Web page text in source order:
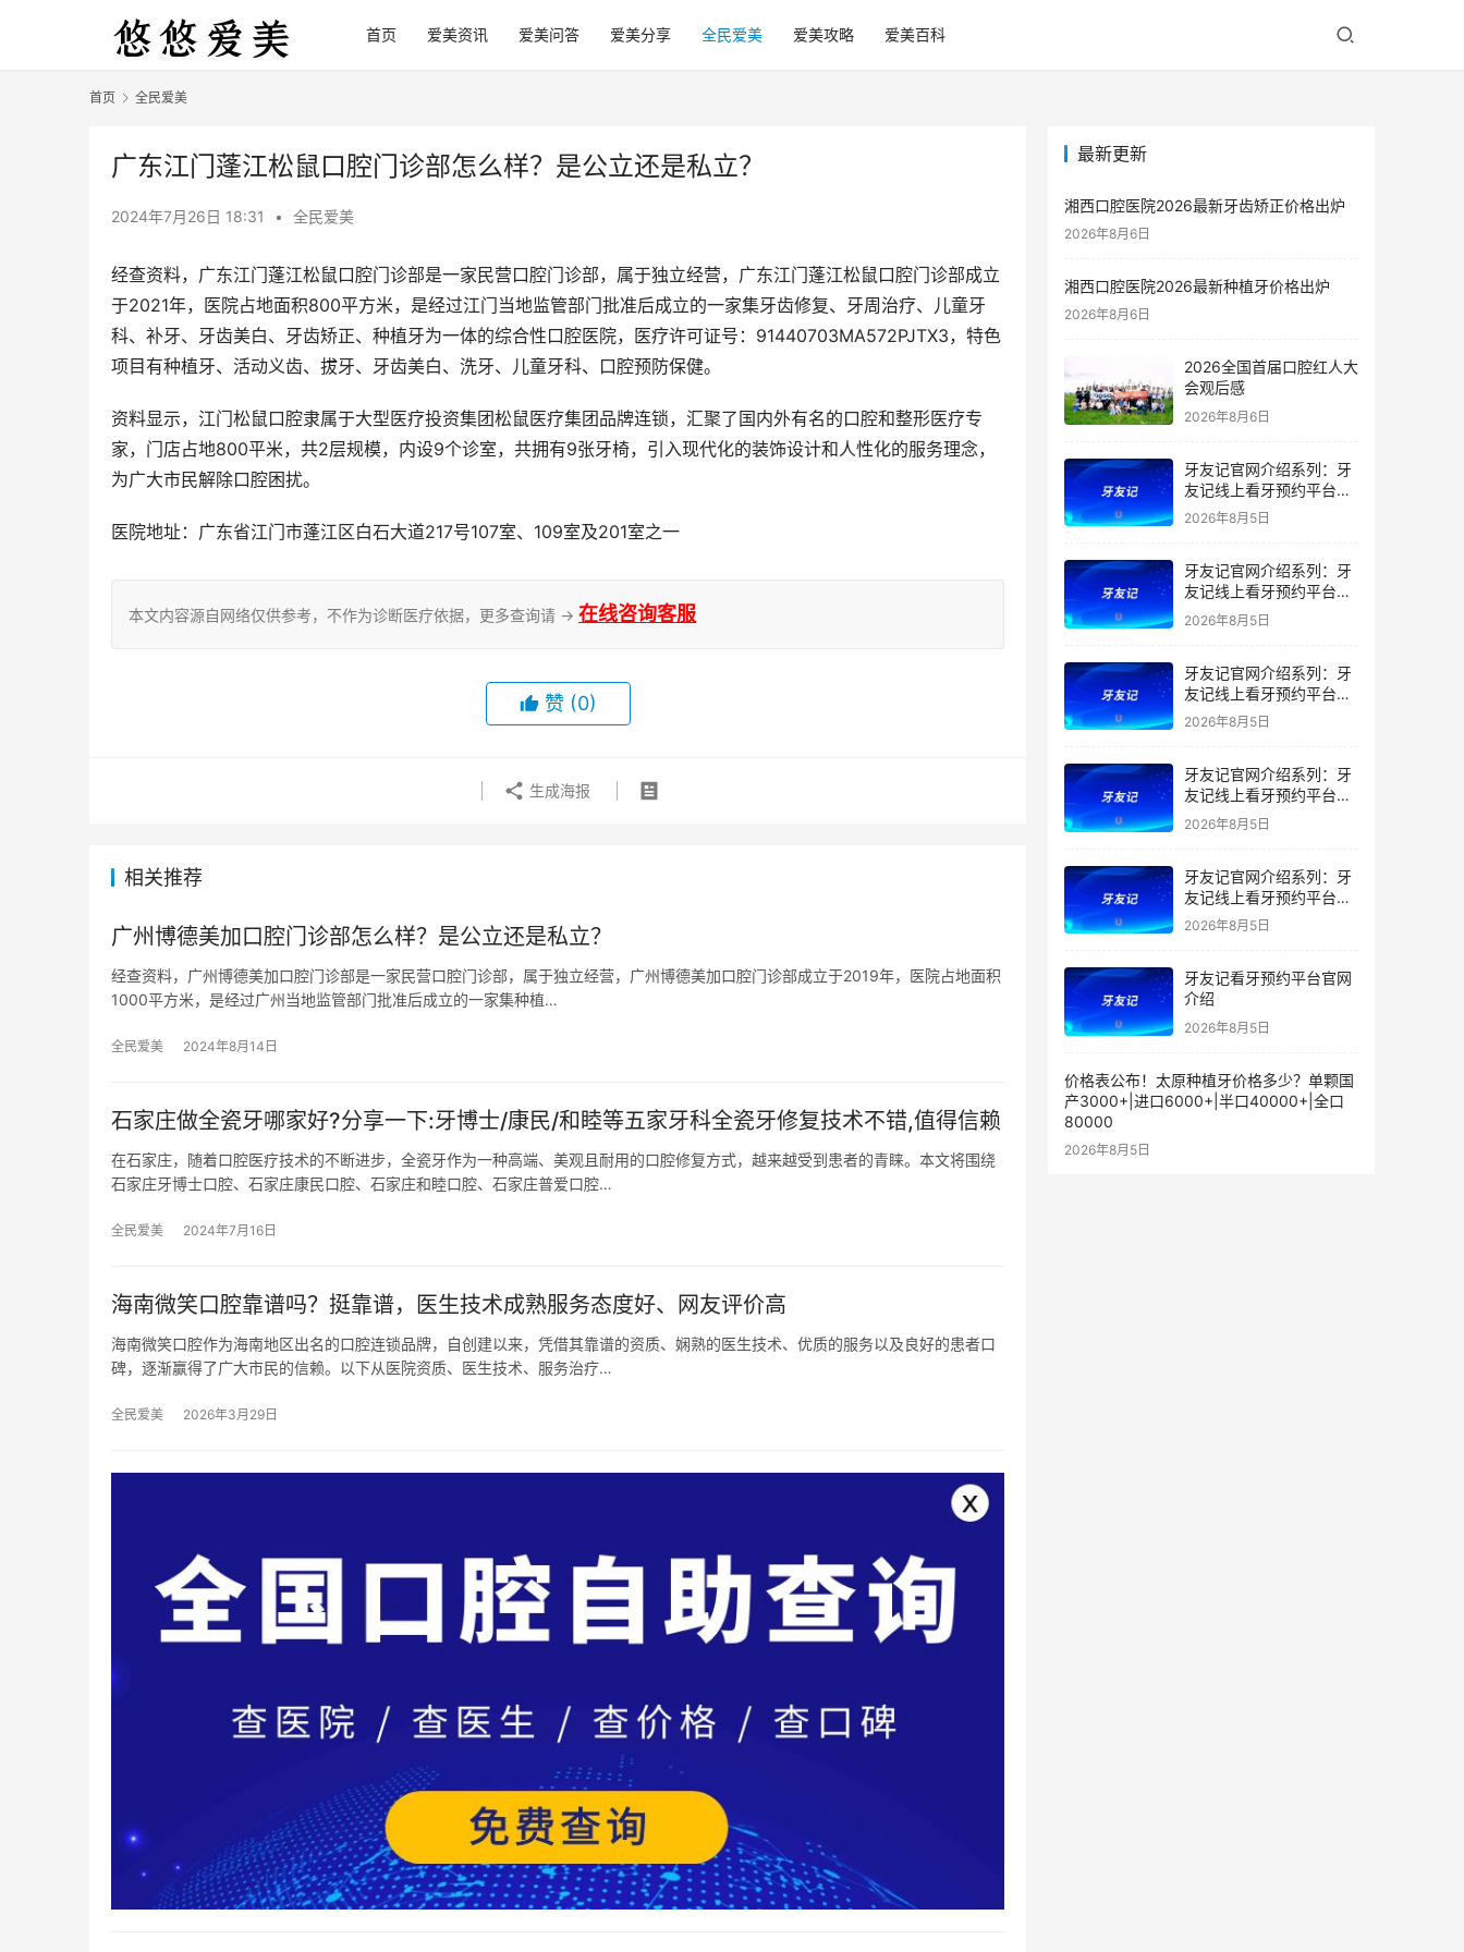
首页 爱美资讯 爱美问答 爱美分享 全民爱美 爱美攻略 爱美百科
首页 全民爱美
广东江门蓬江松鼠口腔门诊部怎么样？是公立还是私立？
2024年7月26日 18:31 • 全民爱美
经查资料，广东江门蓬江松鼠口腔门诊部是一家民营口腔门诊部，属于独立经营，广东江门蓬江松鼠口腔门诊部成立
于2021年，医院占地面积800平方米，是经过江门当地监管部门批准后成立的一家集牙齿修复、牙周治疗、儿童牙
科、补牙、牙齿美白、牙齿矫正、种植牙为一体的综合性口腔医院，医疗许可证号：91440703MA572PJTX3，特色
项目有种植牙、活动义齿、拔牙、牙齿美白、洗牙、儿童牙科、口腔预防保健。
资料显示，江门松鼠口腔隶属于大型医疗投资集团松鼠医疗集团品牌连锁，汇聚了国内外有名的口腔和整形医疗专
家，门店占地800平米，共2层规模，内设9个诊室，共拥有9张牙椅，引入现代化的装饰设计和人性化的服务理念，
为广大市民解除口腔困扰。
医院地址：广东省江门市蓬江区白石大道217号107室、109室及201室之一
本文内容源自网络仅供参考，不作为诊断医疗依据，更多查询请 → 在线咨询客服
赞 (0)
生成海报
相关推荐
广州博德美加口腔门诊部怎么样？是公立还是私立？
经查资料，广州博德美加口腔门诊部是一家民营口腔门诊部，属于独立经营，广州博德美加口腔门诊部成立于2019年，医院占地面积
1000平方米，是经过广州当地监管部门批准后成立的一家集种植…
全民爱美 2024年8月14日
石家庄做全瓷牙哪家好?分享一下:牙博士/康民/和睦等五家牙科全瓷牙修复技术不错,值得信赖
在石家庄，随着口腔医疗技术的不断进步，全瓷牙作为一种高端、美观且耐用的口腔修复方式，越来越受到患者的青睐。本文将围绕
石家庄牙博士口腔、石家庄康民口腔、石家庄和睦口腔、石家庄普爱口腔…
全民爱美 2024年7月16日
海南微笑口腔靠谱吗？挺靠谱，医生技术成熟服务态度好、网友评价高
海南微笑口腔作为海南地区出名的口腔连锁品牌，自创建以来，凭借其靠谱的资质、娴熟的医生技术、优质的服务以及良好的患者口
碑，逐渐赢得了广大市民的信赖。以下从医院资质、医生技术、服务治疗…
全民爱美 2026年3月29日
最新更新
湘西口腔医院2026最新牙齿矫正价格出炉
2026年8月6日
湘西口腔医院2026最新种植牙价格出炉
2026年8月6日
2026全国首届口腔红人大
会观后感
2026年8月6日
牙友记官网介绍系列：牙
友记线上看牙预约平台是
干什么的？靠谱吗？
2026年8月5日
牙友记官网介绍系列：牙
友记线上看牙预约平台让
看牙不再靠运气
2026年8月5日
牙友记官网介绍系列：牙
友记线上看牙预约平台打
破口腔行业专业壁垒新手
2026年8月5日
牙友记官网介绍系列：牙
友记线上看牙预约平台落
地同城就诊经验打破未知
2026年8月5日
牙友记官网介绍系列：牙
友记线上看牙预约平台的
优势在哪里？
2026年8月5日
牙友记看牙预约平台官网
介绍
2026年8月5日
价格表公布！太原种植牙价格多少？单颗国
产3000+|进口6000+|半口40000+|全口
80000
2026年8月5日